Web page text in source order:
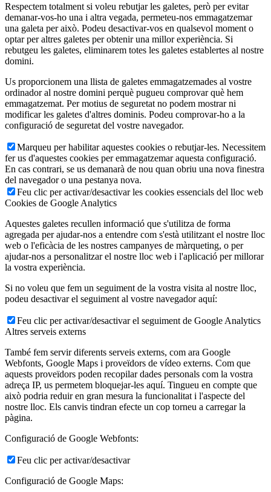
Respectem totalment si voleu rebutjar les galetes, però per evitar
demanar-vos-ho una i altra vegada, permeteu-nos emmagatzemar
una galeta per això. Podeu desactivar-vos en qualsevol moment o
optar per altres galetes per obtenir una millor experiència. Si
rebutgeu les galetes, eliminarem totes les galetes establertes al nostre
domini.
Us proporcionem una llista de galetes emmagatzemades al vostre
ordinador al nostre domini perquè pugueu comprovar què hem
emmagatzemat. Per motius de seguretat no podem mostrar ni
modificar les galetes d'altres dominis. Podeu comprovar-ho a la
configuració de seguretat del vostre navegador.
Marqueu per habilitar aquestes cookies o rebutjar-les. Necessitem
fer us d'aquestes cookies per emmagatzemar aquesta configuració.
En cas contrari, se us demanarà de nou quan obriu una nova finestra
del navegador o una pestanya nova.
Feu clic per activar/desactivar les cookies essencials del lloc web
Cookies de Google Analytics
Aquestes galetes recullen informació que s'utilitza de forma
agregada per ajudar-nos a entendre com s'està utilitzant el nostre lloc
web o l'eficàcia de les nostres campanyes de màrqueting, o per
ajudar-nos a personalitzar el nostre lloc web i l'aplicació per millorar
la vostra experiència.
Si no voleu que fem un seguiment de la vostra visita al nostre lloc,
podeu desactivar el seguiment al vostre navegador aquí:
Feu clic per activar/desactivar el seguiment de Google Analytics
Altres serveis externs
També fem servir diferents serveis externs, com ara Google
Webfonts, Google Maps i proveïdors de vídeo externs. Com que
aquests proveïdors poden recopilar dades personals com la vostra
adreça IP, us permetem bloquejar-les aquí. Tingueu en compte que
això podria reduir en gran mesura la funcionalitat i l'aspecte del
nostre lloc. Els canvis tindran efecte un cop torneu a carregar la
pàgina.
Configuració de Google Webfonts:
Feu clic per activar/desactivar
Configuració de Google Maps: